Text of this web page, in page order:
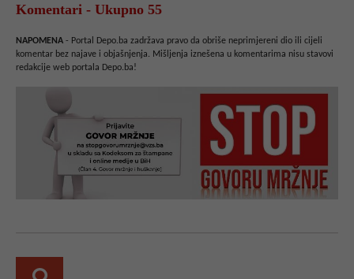
Komentari - Ukupno 55
NAPOMENA - Portal Depo.ba zadržava pravo da obriše neprimjereni dio ili cijeli
komentar bez najave i objašnjenja. Mišljenja iznešena u komentarima nisu stavovi
redakcije web portala Depo.ba!